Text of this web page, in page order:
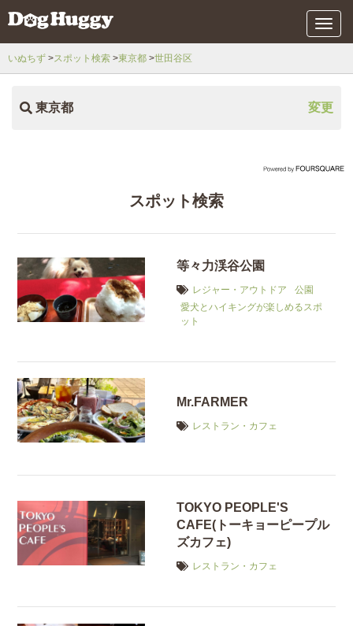
メ
ニ
いぬちず スポット検索 東京都 世田谷区
東京都 変更
スポット検索
等々力渓谷公園
レジャー・アウトドア
公園
愛犬とハイキングが楽しめるスポ
ット
Mr.FARMER
レストラン・カフェ
TOKYO PEOPLE'S
CAFE(トーキョーピープル
ズカフェ)
レストラン・カフェ